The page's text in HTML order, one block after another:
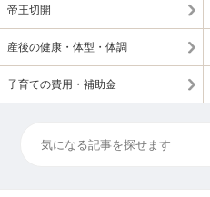
帝王切開
産後の健康・体型・体調
子育ての費用・補助金